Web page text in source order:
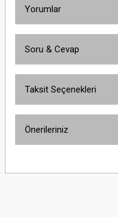
Yorumlar
Soru & Cevap
Taksit Seçenekleri
Önerileriniz
yetersiz gördüğünüz